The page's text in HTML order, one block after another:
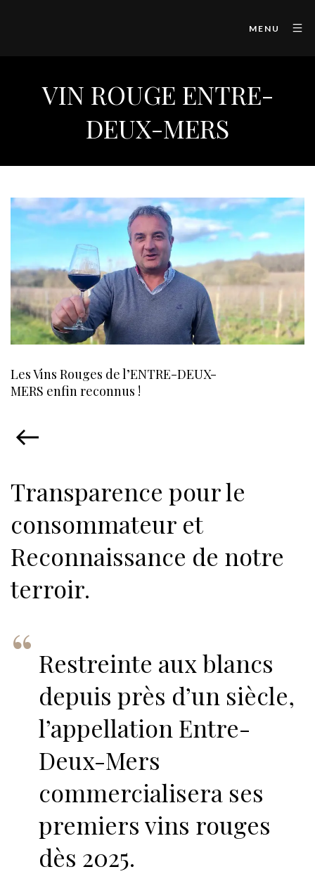
MENU
VIN ROUGE ENTRE-
DEUX-MERS
Les Vins Rouges de l’ENTRE-DEUX-
MERS enfin reconnus !
Transparence pour le
consommateur et
Reconnaissance de notre
terroir.
Restreinte aux blancs
depuis près d’un siècle,
l’appellation Entre-
Deux-Mers
commercialisera ses
premiers vins rouges
dès 2025.